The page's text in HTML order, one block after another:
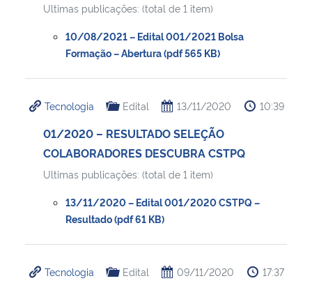
Ultimas publicações: (total de 1 item)
10/08/2021 – Edital 001/2021 Bolsa
Formação – Abertura (pdf 565 KB)
Tecnologia Edital 13/11/2020 10:39
01/2020 – RESULTADO SELEÇÃO
COLABORADORES DESCUBRA CSTPQ
Ultimas publicações: (total de 1 item)
13/11/2020 – Edital 001/2020 CSTPQ –
Resultado (pdf 61 KB)
Tecnologia Edital 09/11/2020 17:37